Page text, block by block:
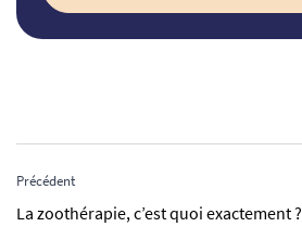
Précédent
La zoothérapie, c’est quoi exactement ?